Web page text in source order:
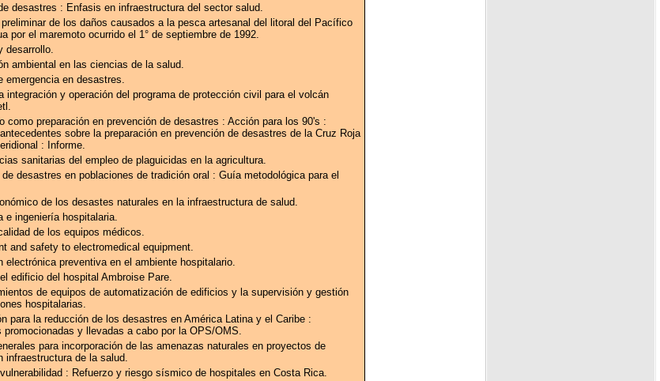
desastres : Enfasis en infraestructura del sector salud.
de los daños causados a la pesca artesanal del litoral del Pacífico
por el maremoto ocurrido el 1° de septiembre de 1992.
desarrollo.
ambiental en las ciencias de la salud.
emergencia en desastres.
integración y operación del programa de protección civil para el volcán
como preparación en prevención de desastres : Acción para los 90's :
sobre la preparación en prevención de desastres de la Cruz Roja
: Informe.
sanitarias del empleo de plaguicidas en la agricultura.
de desastres en poblaciones de tradición oral : Guía metodológica para el
de los desastes naturales en la infraestructura de salud.
e ingeniería hospitalaria.
de los equipos médicos.
and safety to electromedical equipment.
electrónica preventiva en el ambiente hospitalario.
edificio del hospital Ambroise Pare.
de equipos de automatización de edificios y la supervisión y gestión
hospitalarias.
para la reducción de los desastres en América Latina y el Caribe :
promocionadas y llevadas a cabo por la OPS/OMS.
para incorporación de las amenazas naturales en proyectos de
infraestructura de la salud.
: Refuerzo y riesgo sísmico de hospitales en Costa Rica.